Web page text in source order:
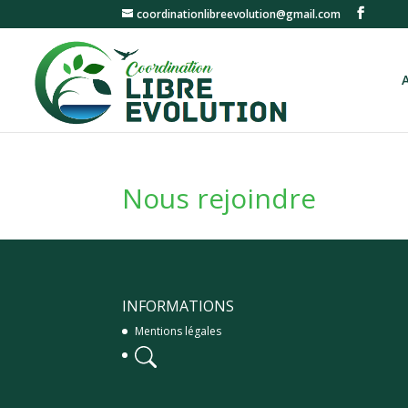
coordinationlibreevolution@gmail.com
Nous rejoindre
INFORMATIONS
Mentions légales